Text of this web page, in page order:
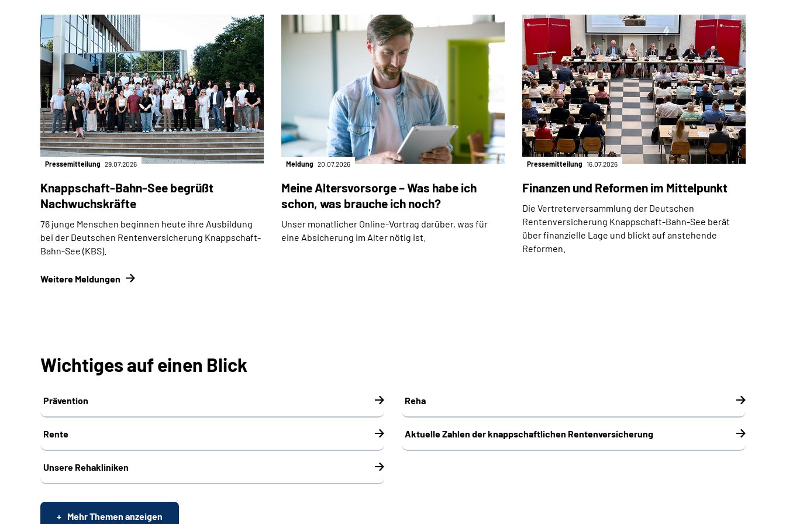
Pressemitteilung 29.07.2026
Knappschaft-Bahn-See begrüßt
Nachwuchskräfte
76 junge Menschen beginnen heute ihre Ausbildung
bei der Deutschen Rentenversicherung Knappschaft-
Bahn-See (KBS).
Meldung 20.07.2026
Meine Altersvorsorge – Was habe ich
schon, was brauche ich noch?
Unser monatlicher Online-Vortrag darüber, was für
eine Absicherung im Alter nötig ist.
Pressemitteilung 16.07.2026
Finanzen und Reformen im Mittelpunkt
Die Vertreterversammlung der Deutschen
Rentenversicherung Knappschaft-Bahn-See berät
über finanzielle Lage und blickt auf anstehende
Reformen.
Weitere Meldungen
Wichtiges auf einen Blick
Prävention Reha
Rente Aktuelle Zahlen der knappschaftlichen Rentenversicherung
Unsere Rehakliniken
Mehr Themen anzeigen